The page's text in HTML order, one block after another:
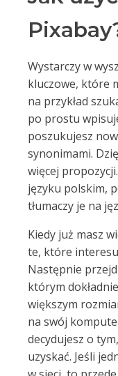
Wystarczy w
kluczowe, które
na przykład
po prostu
poszukujesz
synonimami.
więcej
języku polskim,
tłumaczy je na
Kiedy już masz
te, które
Następnie
którym
większym
na swój
decydujesz o
uzyskać. Jeśli